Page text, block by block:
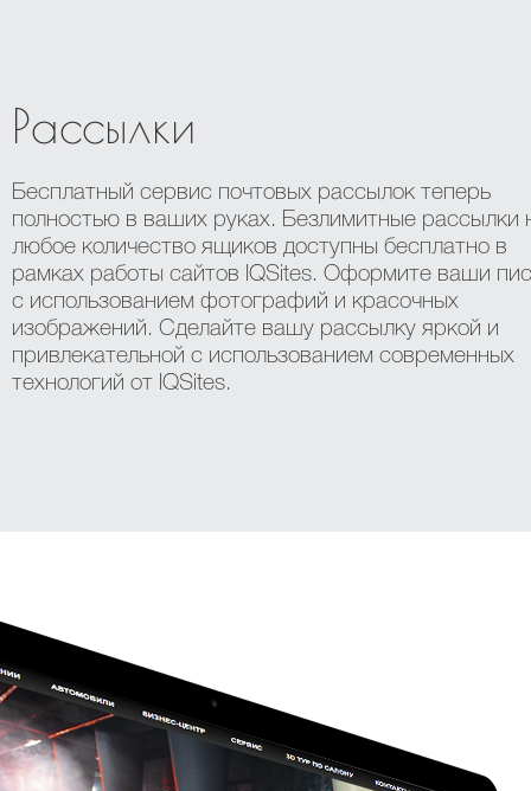
Рассылки
Бесплатный сервис почтовых рассылок теперь
полностью в ваших руках. Безлимитные рассылки
любое количество ящиков доступны бесплатно в
рамках работы сайтов IQSites. Оформите ваши
с использованием фотографий и красочных
изображений. Сделайте вашу рассылку яркой и
привлекательной с использованием современных
технологий от IQSites.